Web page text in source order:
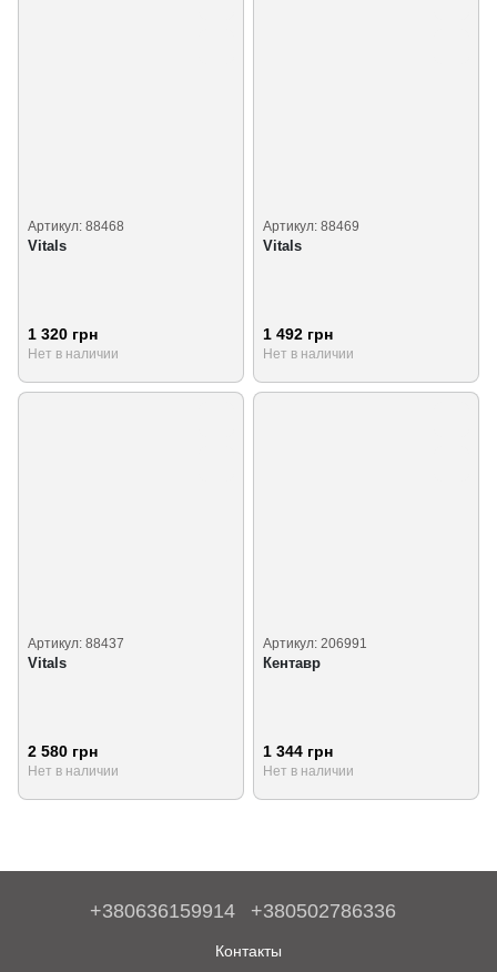
Артикул: 88468
Vitals
1 320 грн
Нет в наличии
Артикул: 88469
Vitals
1 492 грн
Нет в наличии
Артикул: 88437
Vitals
2 580 грн
Нет в наличии
Артикул: 206991
Кентавр
1 344 грн
Нет в наличии
+380636159914 +380502786336
Контакты